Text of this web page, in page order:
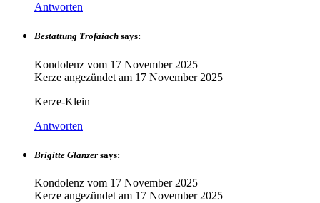
Antworten
Bestattung Trofaiach says:
Kondolenz vom 17 November 2025
Kerze angezündet am 17 November 2025
Kerze-Klein
Antworten
Brigitte Glanzer says:
Kondolenz vom 17 November 2025
Kerze angezündet am 17 November 2025